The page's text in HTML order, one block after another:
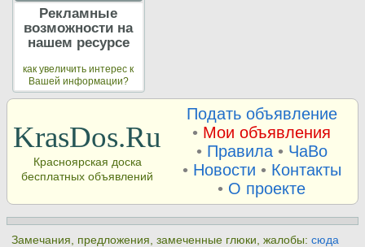
Рекламные
возможности на
нашем ресурсе
как увеличить интерес к
Вашей информации?
KrasDos.Ru
Красноярская доска
бесплатных объявлений
Подать объявление
• Мои объявления
• Правила• ЧаВо
• Новости • Контакты
• О проекте
Замечания, предложения, замеченные глюки, жалобы:сюда